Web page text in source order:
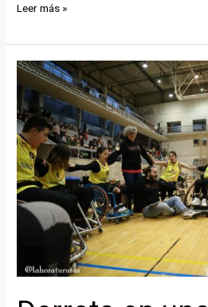
Derrota
el
último
partido
de
la
temporada
Leer más »